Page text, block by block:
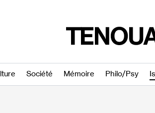
Société Mémoire Philo/​Psy